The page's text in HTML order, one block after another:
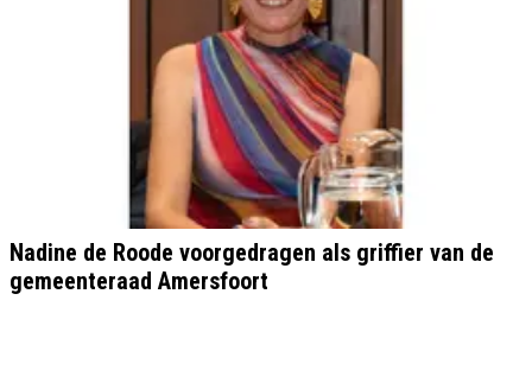
Nadine de Roode voorgedragen als griffier van de
gemeenteraad Amersfoort